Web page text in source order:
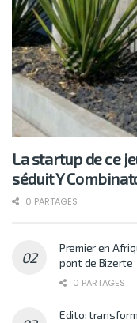
La startup de ce
séduit Y
0 PARTAGES
Premier en
pont de Bizerte
0 PARTAGES
Edito: